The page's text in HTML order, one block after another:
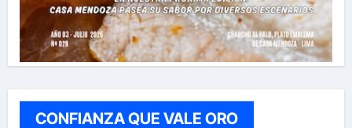
CONFIANZA QUE VALE ORO